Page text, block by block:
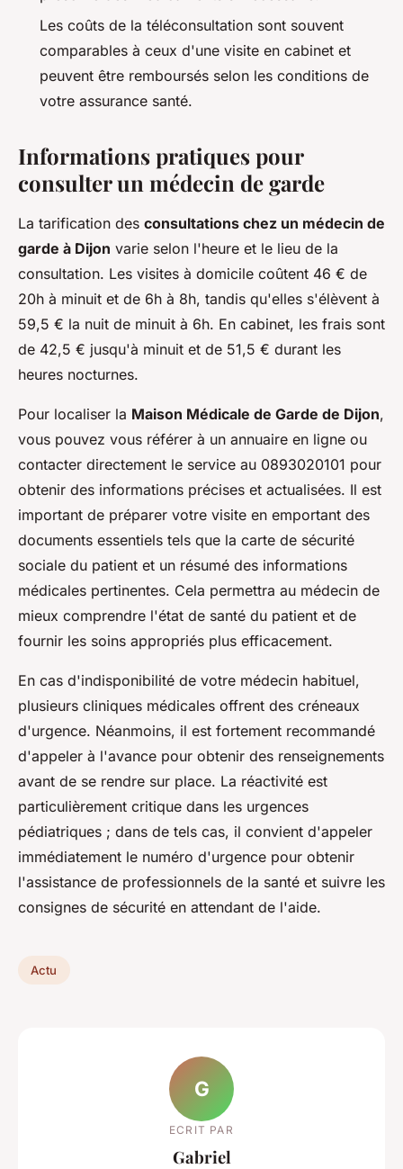
Les coûts de la téléconsultation sont souvent
comparables à ceux d'une visite en cabinet et
peuvent être remboursés selon les conditions de
votre assurance santé.
Informations pratiques pour
consulter un médecin de garde
La tarification des consultations chez un médecin de
garde à Dijon varie selon l'heure et le lieu de la
consultation. Les visites à domicile coûtent 46 € de
20h à minuit et de 6h à 8h, tandis qu'elles s'élèvent à
59,5 € la nuit de minuit à 6h. En cabinet, les frais sont
de 42,5 € jusqu'à minuit et de 51,5 € durant les
heures nocturnes.
Pour localiser la Maison Médicale de Garde de Dijon,
vous pouvez vous référer à un annuaire en ligne ou
contacter directement le service au 0893020101 pour
obtenir des informations précises et actualisées. Il est
important de préparer votre visite en emportant des
documents essentiels tels que la carte de sécurité
sociale du patient et un résumé des informations
médicales pertinentes. Cela permettra au médecin de
mieux comprendre l'état de santé du patient et de
fournir les soins appropriés plus efficacement.
En cas d'indisponibilité de votre médecin habituel,
plusieurs cliniques médicales offrent des créneaux
d'urgence. Néanmoins, il est fortement recommandé
d'appeler à l'avance pour obtenir des renseignements
avant de se rendre sur place. La réactivité est
particulièrement critique dans les urgences
pédiatriques ; dans de tels cas, il convient d'appeler
immédiatement le numéro d'urgence pour obtenir
l'assistance de professionnels de la santé et suivre les
consignes de sécurité en attendant de l'aide.
Actu
G
ECRIT PAR
Gabriel